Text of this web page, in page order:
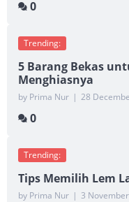
0
Trending:
5 Barang Bekas
Menghiasnya
by Prima Nur | 28
0
Trending:
Tips Memilih Lem
by Prima Nur | 3